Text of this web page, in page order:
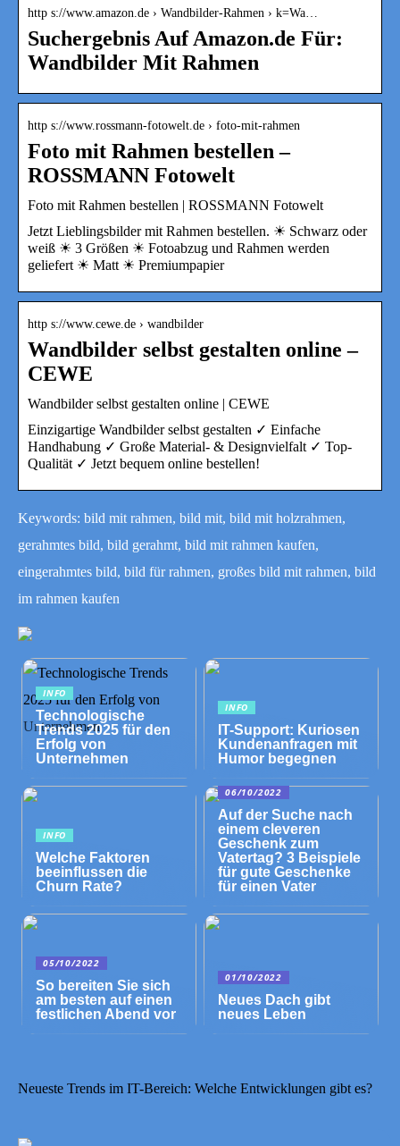
http s://www.amazon.de › Wandbilder-Rahmen › k=Wa…
Suchergebnis Auf Amazon.de Für:
Wandbilder Mit Rahmen
http s://www.rossmann-fotowelt.de › foto-mit-rahmen
Foto mit Rahmen bestellen –
ROSSMANN Fotowelt
Foto mit Rahmen bestellen | ROSSMANN Fotowelt
Jetzt Lieblingsbilder mit Rahmen bestellen. ☀ Schwarz oder
weiß ☀ 3 Größen ☀ Fotoabzug und Rahmen werden
geliefert ☀ Matt ☀ Premiumpapier
http s://www.cewe.de › wandbilder
Wandbilder selbst gestalten online –
CEWE
Wandbilder selbst gestalten online | CEWE
Einzigartige Wandbilder selbst gestalten ✓ Einfache
Handhabung ✓ Große Material- & Designvielfalt ✓ Top-
Qualität ✓ Jetzt bequem online bestellen!
Keywords: bild mit rahmen, bild mit, bild mit holzrahmen,
gerahmtes bild, bild gerahmt, bild mit rahmen kaufen,
eingerahmtes bild, bild für rahmen, großes bild mit rahmen, bild
im rahmen kaufen
INFO
Technologische
Trends 2025 für den
Erfolg von
Unternehmen
INFO
IT-Support: Kuriosen
Kundenanfragen mit
Humor begegnen
INFO
Welche Faktoren
beeinflussen die
Churn Rate?
06/10/2022
Auf der Suche nach
einem cleveren
Geschenk zum
Vatertag? 3 Beispiele
für gute Geschenke
für einen Vater
05/10/2022
So bereiten Sie sich
am besten auf einen
festlichen Abend vor
01/10/2022
Neues Dach gibt
neues Leben
Neueste Trends im IT-Bereich: Welche Entwicklungen gibt es?